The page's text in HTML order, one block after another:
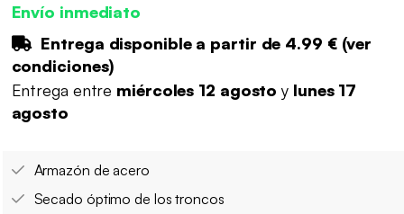
Envío inmediato
Entrega disponible a partir de 4.99 €(ver
condiciones)
Entrega entre miércoles 12 agostoy lunes 17
agosto
Armazón de acero
Secado óptimo de los troncos